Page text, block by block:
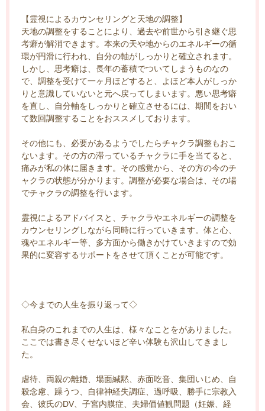
【霊視によるカウンセリングと天地の調整】
天地の調整をすることにより、過去や前世から引き継ぐ思
考癖が解消できます。本来の天や地からのエネルギーの循
環が円滑に行われ、自分の軸がしっかりと確立されます。
しかし、思考癖は、長年の蓄積でついてしまうものなの
で、調整を受けて一ヶ月ほどすると、よほど本人がしっか
りと意識していないと元へ戻ってしまいます。悪い思考癖
を直し、自分軸をしっかりと確立させるには、期間をおい
て数回調整することをおススメしております。
その他にも、必要があるようでしたらチャクラ調整もおこ
ないます。その方の滞っているチャクラに手を当てると、
痛みが私の体に届きます。その感覚から、その方の今のチ
ャクラの状態が分かります。調整が必要な場合は、その場
でチャクラの調整を行います。
霊視によるアドバイスと、チャクラやエネルギーの調整を
カウンセリングしながら同時に行っていきます。体と心、
魂やエネルギー等、多方面から働きかけていきますので効
果的に変容するサポートをさせて頂くことが可能です。
◇今までの人生を振り返って◇
私自身のこれまでの人生は、様々なことをがありました。
ここでは書き尽くせないほど辛い体験も沢山してきまし
た。
虐待、両親の離婚、場面緘黙、赤面吃音、集団いじめ、自
殺念慮、躁うつ、自律神経失調症、過呼吸、勝手に宗教入
会、彼氏のDV、子宮内膜症、夫婦価値観問題（妊娠、経